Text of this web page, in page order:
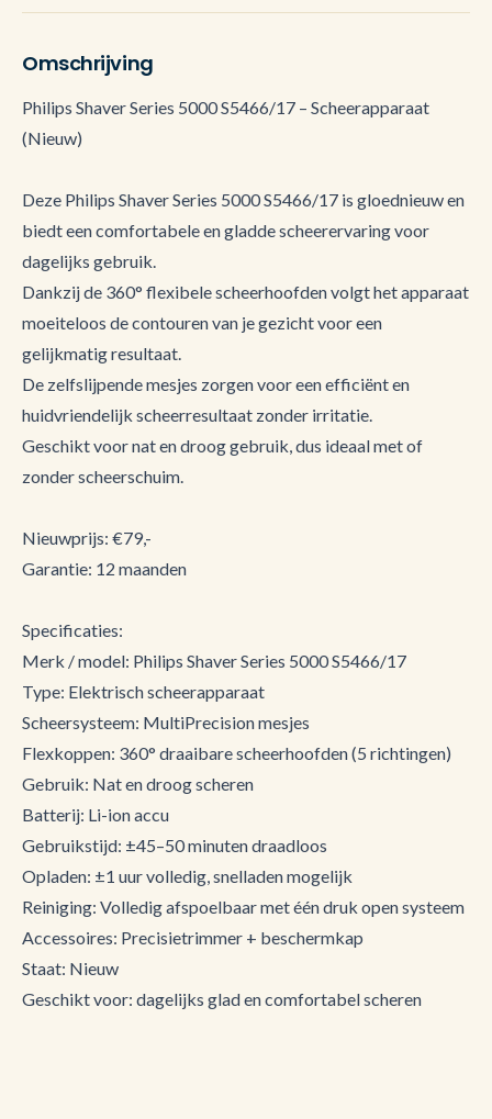
Omschrijving
Philips Shaver Series 5000 S5466/17 – Scheerapparaat
(Nieuw)
Deze Philips Shaver Series 5000 S5466/17 is gloednieuw en
biedt een comfortabele en gladde scheerervaring voor
dagelijks gebruik.
Dankzij de 360° flexibele scheerhoofden volgt het apparaat
moeiteloos de contouren van je gezicht voor een
gelijkmatig resultaat.
De zelfslijpende mesjes zorgen voor een efficiënt en
huidvriendelijk scheerresultaat zonder irritatie.
Geschikt voor nat en droog gebruik, dus ideaal met of
zonder scheerschuim.
Nieuwprijs: €79,-
Garantie: 12 maanden
Specificaties:
Merk / model: Philips Shaver Series 5000 S5466/17
Type: Elektrisch scheerapparaat
Scheersysteem: MultiPrecision mesjes
Flexkoppen: 360° draaibare scheerhoofden (5 richtingen)
Gebruik: Nat en droog scheren
Batterij: Li-ion accu
Gebruikstijd: ±45–50 minuten draadloos
Opladen: ±1 uur volledig, snelladen mogelijk
Reiniging: Volledig afspoelbaar met één druk open systeem
Accessoires: Precisietrimmer + beschermkap
Staat: Nieuw
Geschikt voor: dagelijks glad en comfortabel scheren